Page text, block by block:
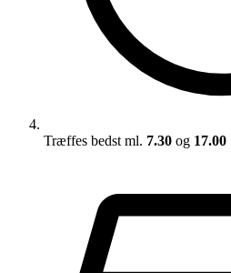
Træffes bedst ml. 7.30 og 17.00